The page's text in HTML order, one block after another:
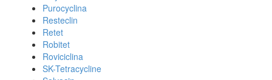
Purocyclina
Resteclin
Retet
Robitet
Roviciclina
SK-Tetracycline